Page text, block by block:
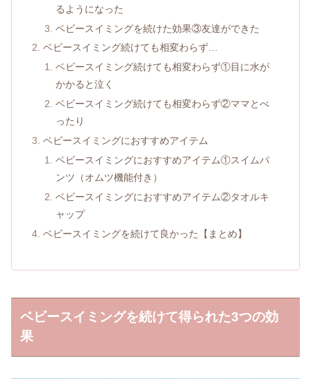
るようになった
ベビースイミングを続けた効果③友達ができた
ベビースイミング続けても相変わらず…
ベビースイミング続けても相変わらず①目に水が
かかると泣く
ベビースイミング続けても相変わらず②ママとべ
ったり
ベビースイミングにおすすめアイテム
ベビースイミングにおすすめアイテム①スイムパ
ンツ（オムツ機能付き）
ベビースイミングにおすすめアイテム②タオルキ
ャップ
ベビースイミングを続けて良かった【まとめ】
ベビースイミングを続けて得られた3つの効
果